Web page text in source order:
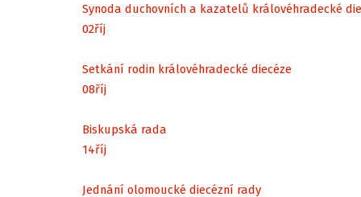
Synoda duchovních a kazatelů královéhradecké
02říj
Setkání rodin královéhradecké diecéze
08říj
Biskupská rada
14říj
Jednání olomoucké diecézní rady